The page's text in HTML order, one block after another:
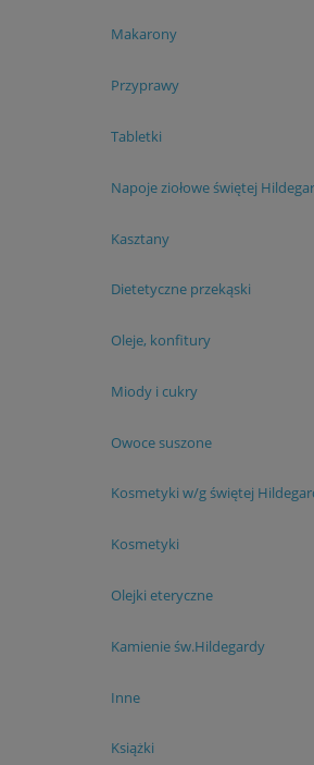
Makarony
Przyprawy
Tabletki
Napoje ziołowe świętej
Kasztany
Dietetyczne przekąski
Oleje, konfitury
Miody i cukry
Owoce suszone
Kosmetyki w/g świętej
Kosmetyki
Olejki eteryczne
Kamienie św.Hildegardy
Inne
Książki